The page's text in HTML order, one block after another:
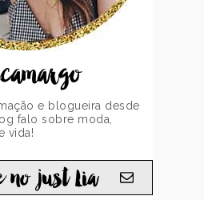
e blogueira desde
falo sobre moda,
vida!
no just Lia